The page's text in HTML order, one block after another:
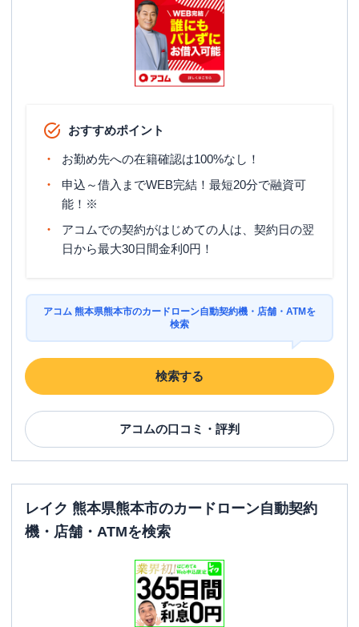
おすすめポイント
お勤め先への在籍確認は100%なし！
申込～借入までWEB完結！最短20分で融資可
能！※
アコムでの契約がはじめての人は、契約日の翌
日から最大30日間金利0円！
アコム 熊本県熊本市のカードローン自動契約機・店舗・ATMを
検索
検索する
アコムの口コミ・評判
レイク 熊本県熊本市のカードローン自動契約
機・店舗・ATMを検索